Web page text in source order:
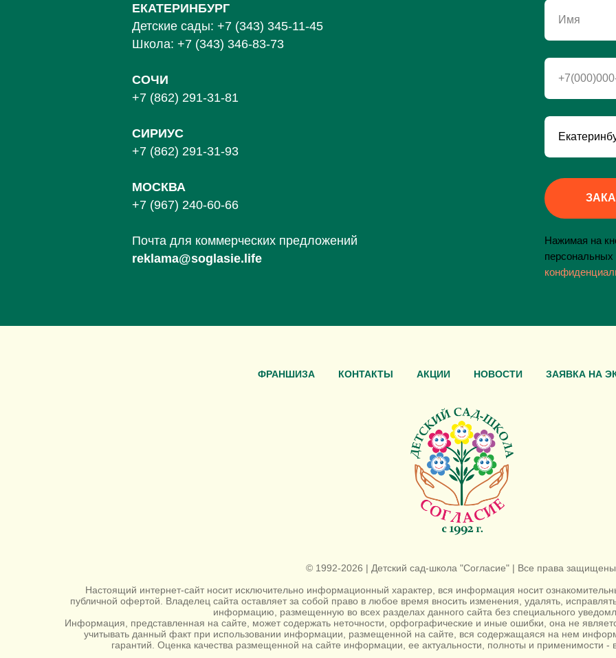
ЕКАТЕРИНБУРГ
Детские сады: +7 (343) 345-11-45
Школа: +7 (343) 346-83-73
СОЧИ
+7 (862) 291-31-81
СИРИУС
+7 (862) 291-31-93
МОСКВА
+7 (967) 240-60-66
Почта для коммерческих предложений
reklama@soglasie.life
Имя
Нажимая на
ФРАНШИЗА КОНТАКТЫ АКЦИИ НОВОСТИ ЗАЯВКА НА
© 1992-2026 | Детский сад-школа "Согласие" | Все права
Настоящий интернет-сайт носит исключительно информационный характер, вся информация носит
публичной офертой. Владелец сайта оставляет за собой право в любое время вносить изменения, удалять,
информацию, размещенную во всех разделах данного сайта без специального
Информация, представленная на сайте, может содержать неточности, орфографические и иные ошибки, она не
учитывать данный факт при использовании информации, размещенной на сайте, вся содержащаяся на нем
гарантий. Оценка качества размещенной на сайте информации, ее актуальности, полноты и применимости -